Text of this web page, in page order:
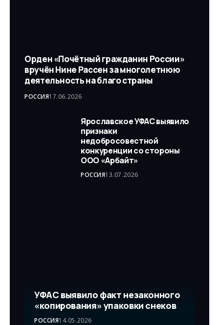
Орден «Почётный гражданин России»
вручён Нине Рассен за многолетнюю
деятельность на благо страны
РОССИЯ17.06.2026
Ярославское УФАС выявило
признаки
недобросовестной
конкуренции со стороны
ООО «Арбайт»
РОССИЯ13.07.2026
УФАС выявило факт незаконного
«копирования» упаковки снеков
РОССИЯ14.05.2026